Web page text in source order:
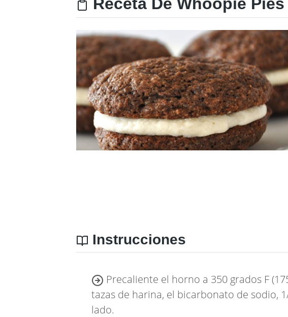
Instrucciones
Precaliente el horno a 350 grados F
tazas de harina, el bicarbonato de sodio,
lado.